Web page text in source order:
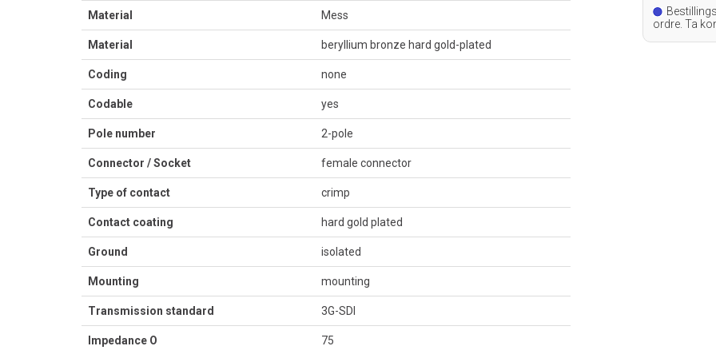
Material Mess
Material beryllium bronze hard gold-plated
Coding none
Codable yes
Pole number 2-pole
Connector / Socket female connector
Type of contact crimp
Contact coating hard gold plated
Ground isolated
Mounting mounting
Transmission standard 3G-SDI
Impedance O 75
ordre. Ta